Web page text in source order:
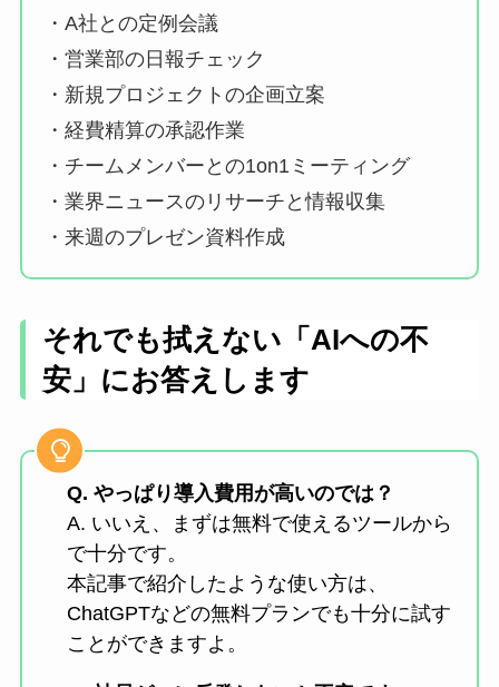
・A社との定例会議
・営業部の日報チェック
・新規プロジェクトの企画立案
・経費精算の承認作業
・チームメンバーとの1on1ミーティング
・業界ニュースのリサーチと情報収集
・来週のプレゼン資料作成
それでも拭えない「AIへの不
安」にお答えします
Q. やっぱり導入費用が高いのでは？
A. いいえ、まずは無料で使えるツールから
で十分です。
本記事で紹介したような使い方は、
ChatGPTなどの無料プランでも十分に試す
ことができますよ。